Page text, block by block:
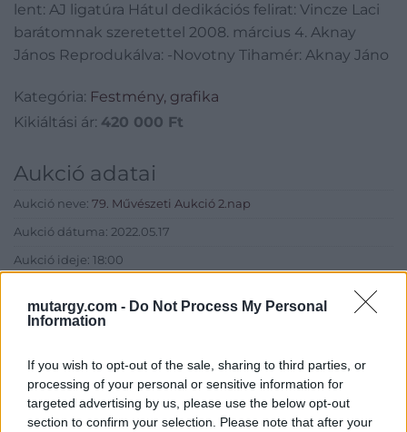
mutargy.com - Do Not Process My Personal
Information
If you wish to opt-out of the sale, sharing to third parties, or
processing of your personal or sensitive information for
targeted advertising by us, please use the below opt-out
section to confirm your selection. Please note that after your
lent: AJ ligatúra Hátul dedikációs felirat: Vincze Laci
barátomnak szeretettel 2008. március 4. Aknay
János Reprodukálva: -Novotny Tihamér: Aknay Jáno
Kategória: Festmény, grafika
Kikiáltási ár: 420 000 Ft
Aukció adatai
Aukció neve: 79. Művészeti Aukció 2.nap
Aukció dátuma: 2022.05.17
Aukció ideje: 18:00
Tételszám: 418
Eladó adatai
Eladó: BÁV ART Aukciósház és
Galéria